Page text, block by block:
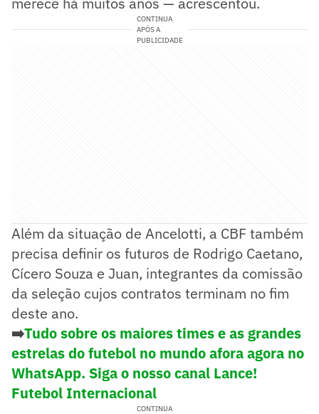
CONTINUA
APÓS A
PUBLICIDADE
Além da situação de Ancelotti, a CBF também
precisa definir os futuros de Rodrigo Caetano,
Cícero Souza e Juan, integrantes da comissão
da seleção cujos contratos terminam no fim
deste ano.
➡️Tudo sobre os maiores times e as grandes
estrelas do futebol no mundo afora agora no
WhatsApp. Siga o nosso canal Lance!
Futebol Internacional
CONTINUA